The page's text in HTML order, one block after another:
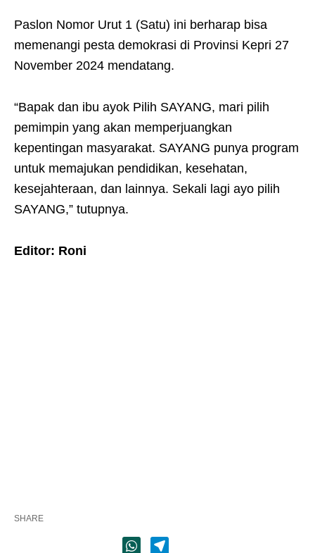
Paslon Nomor Urut 1 (Satu) ini berharap bisa
memenangi pesta demokrasi di Provinsi Kepri 27
November 2024 mendatang.
“Bapak dan ibu ayok Pilih SAYANG, mari pilih
pemimpin yang akan memperjuangkan
kepentingan masyarakat. SAYANG punya program
untuk memajukan pendidikan, kesehatan,
kesejahteraan, dan lainnya. Sekali lagi ayo pilih
SAYANG,” tutupnya.
Editor: Roni
SHARE